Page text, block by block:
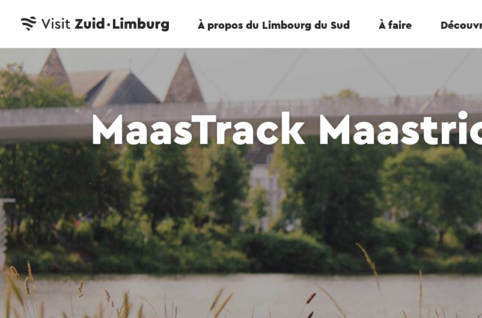
À propos du Limbourg du Sud À faire
MaasTrack